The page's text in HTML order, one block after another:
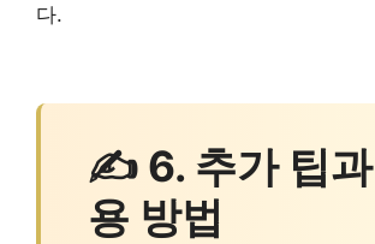
다.
✍ 6. 추가 팁
용 방법